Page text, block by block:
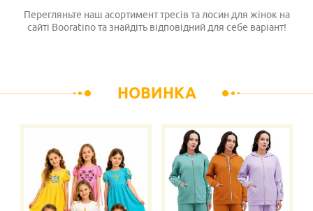
Перегляньте наш асортимент тресів та лосин для жінок на
сайті Booratino та знайдіть відповідний для себе варіант!
НОВИНКА